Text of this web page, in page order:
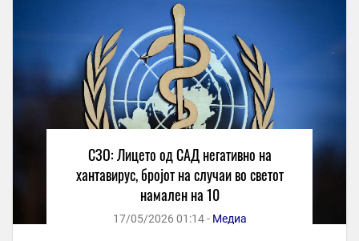
СЗО: Лицето од САД негативно на
хантавирус, бројот на случаи во светот
намален на 10
17/05/2026 01:14 - Медиа